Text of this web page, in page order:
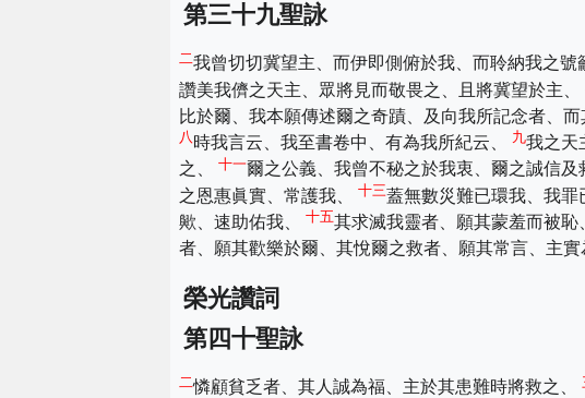
第三十九聖詠
二我曾切切冀望主、而伊即側俯於我、而聆納我之號
讚美我儕之天主、眾將見而敬畏之、且將冀望於主、
比於爾、我本願傳述爾之奇蹟、及向我所記念者、而
八時我言云、我至書卷中、有為我所紀云、 九我之天
之、 十一爾之公義、我曾不秘之於我衷、爾之誠信
之恩惠眞實、常護我、 十三蓋無數災難已環我、我罪
歟、速助佑我、 十五其求滅我靈者、願其蒙羞而被恥
者、願其歡樂於爾、其悅爾之救者、願其常言、主實
榮光讚詞
第四十聖詠
二憐顧貧乏者、其人誠為福、主於其患難時將救之、